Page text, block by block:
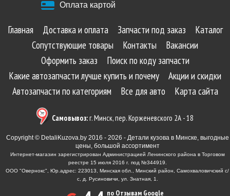
Оплата картой
Главная Доставка и оплата Запчасти под заказ
Каталог
Сопутствующие товары
Контакты
Вакансии
Оформить заказ
Поиск по коду запчасти
Какие автозапчасти лучше купить и почему
Акции и скидки
Автозапчасти по категориям
Все для авто Карта сайта
Самовывоз:г. Минск, пер. Корженевского 2А - 18
Copyright © DetaliKuzova.by 2016 - 2026 - Детали кузова в Минске, выгодные
цены, большой ассортимент
Интернет-магазин зарегистрирован Администрацией Ленинского района в Торговом
реестре 15 июля 2016 г. под №344919.
ООО "Овернокс", Юр.адрес: 223013, Минская обл., Минский район, Самохваловичский с/
с, д. Русиновичи, ул. Знатная, 1.
по Отзывам Google